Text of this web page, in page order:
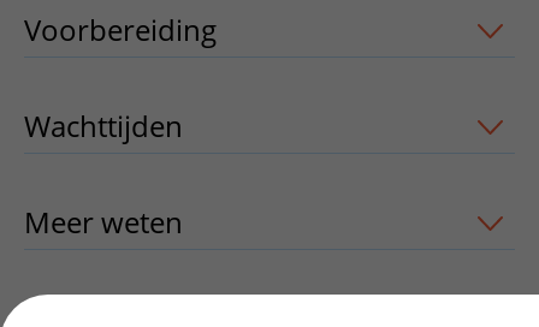
Voorbereiding uitklapper, klik om te
Wachttijden uitklapper, klik om te
Meer weten uitklapper, klik om te